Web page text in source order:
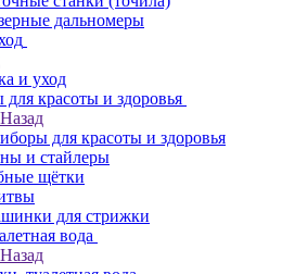
дальномеры
и уход
красоты и здоровья
Назад
для красоты и здоровья
и стайлеры
щётки
для стрижки
вода
Назад